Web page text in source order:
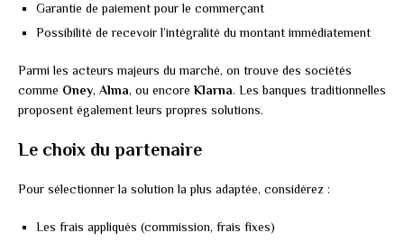
Garantie de paiement pour le commerçant
Possibilité de recevoir l’intégralité du montant immédiatement
Parmi les acteurs majeurs du marché, on trouve des sociétés
comme Oney, Alma, ou encoreKlarna. Les banques traditionnelles
proposent également leurs propres solutions.
Le choix du partenaire
Pour sélectionner la solution la plus adaptée, considérez :
Les frais appliqués (commission, frais fixes)